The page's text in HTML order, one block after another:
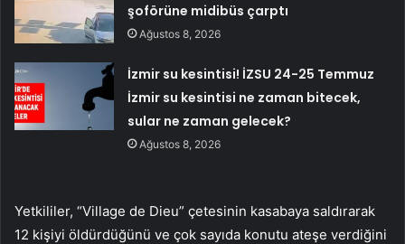
şoförüne midibüs çarptı
Ağustos 8, 2026
İzmir su kesintisi! İZSU 24-25 Temmuz
İzmir su kesintisi ne zaman bitecek,
sular ne zaman gelecek?
Ağustos 8, 2026
Yetkililer, “Village de Dieu” çetesinin kasabaya saldırarak
12 kişiyi öldürdüğünü ve çok sayıda konutu ateşe verdiğini